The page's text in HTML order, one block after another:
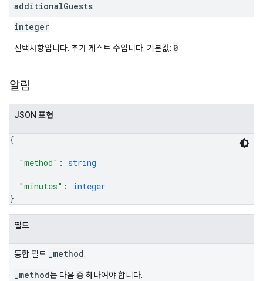
additionalGuests
integer
선택사항입니다. 추가 게스트 수입니다. 기본값: 0
알림
JSON 표현
{
"method" : string
"minutes" : integer
}
필드
통합 필드 _method
_method는 다음 중 하나여야 합니다.